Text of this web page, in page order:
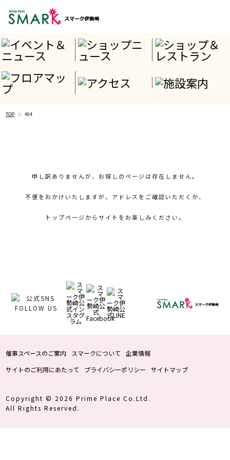
TOP 404
申し訳ありませんが、お探しのページは存在しません。
不便をおかけいたしますが、アドレスをご確認いただくか、
トップページからサイトをお楽しみください。
催事スペースのご案内 スマークについて
企業情報
サイトのご利用にあたって
プライバシーポリシー サイトマップ
Copyright © 2026 Prime Place Co.Ltd.
All Rights Reserved.